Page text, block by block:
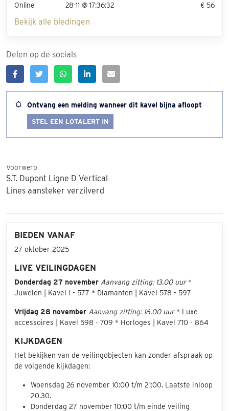
Online
28-11 @ 17:36:32 € 56
Bekijk alle biedingen
Delen op de socials
Ontvang een melding wanneer dit kavel bijna afloopt
STEL EEN LOTALERT IN
Voorwerp
S.T. Dupont Ligne D Vertical
Lines aansteker verzilverd
BIEDEN VANAF
27 oktober 2025
LIVE VEILINGDAGEN
Donderdag 27 november Aanvang zitting: 13.00 uur*
Juwelen | Kavel 1 - 577 * Diamanten | Kavel 578 - 597
Vrijdag 28 november Aanvang zitting: 16.00 uur* Luxe
accessoires | Kavel 598 - 709 * Horloges | Kavel 710 - 864
KIJKDAGEN
Het bekijken van de veilingobjecten kan zonder afspraak op
de volgende kijkdagen:
Woensdag 26 november 10:00 t/m 21:00. Laatste inloop
20.30.
Donderdag 27 november 10:00 t/m einde veiling